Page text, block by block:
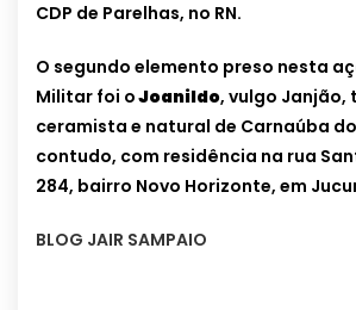
CDP de Parelhas, no RN.
O segundo elemento preso nesta
Militar foi oJoanildo, vulgo Janjão,
ceramista e natural de Carnaúba
contudo, com residência na rua
284, bairro Novo Horizonte, em
BLOG JAIR SAMPAIO